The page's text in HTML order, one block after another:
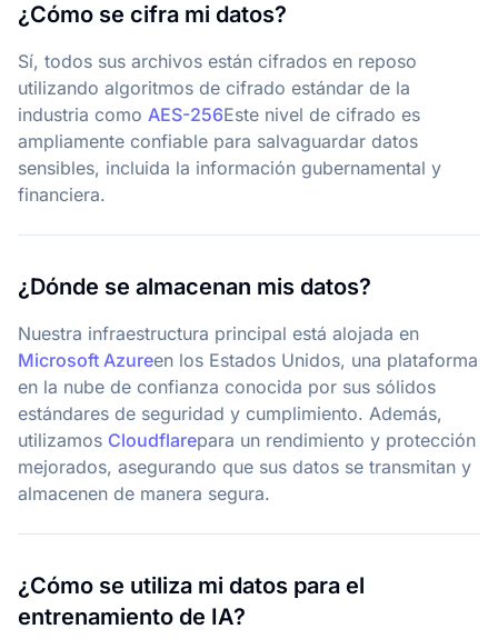
¿Cómo se cifra mi datos?
Sí, todos sus archivos están cifrados en reposo
utilizando algoritmos de cifrado estándar de la
industria como AES-256Este nivel de cifrado es
ampliamente confiable para salvaguardar datos
sensibles, incluida la información gubernamental y
financiera.
¿Dónde se almacenan mis datos?
Nuestra infraestructura principal está alojada en
Microsoft Azureen los Estados Unidos, una plataforma
en la nube de confianza conocida por sus sólidos
estándares de seguridad y cumplimiento. Además,
utilizamos Cloudflarepara un rendimiento y protección
mejorados, asegurando que sus datos se transmitan y
almacenen de manera segura.
¿Cómo se utiliza mi datos para el
entrenamiento de IA?